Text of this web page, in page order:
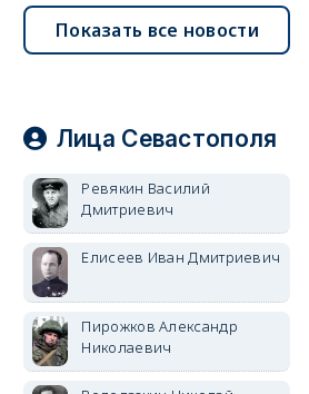
Показать все новости
Лица Севастополя
Ревякин Василий
Дмитриевич
Елисеев Иван Дмитриевич
Пирожков Александр
Николаевич